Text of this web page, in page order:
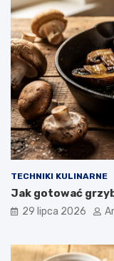
TECHNIKI KULINARNE
Jak gotować
29 lipca 2026